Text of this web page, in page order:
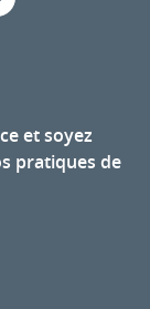
et soyez
pratiques de